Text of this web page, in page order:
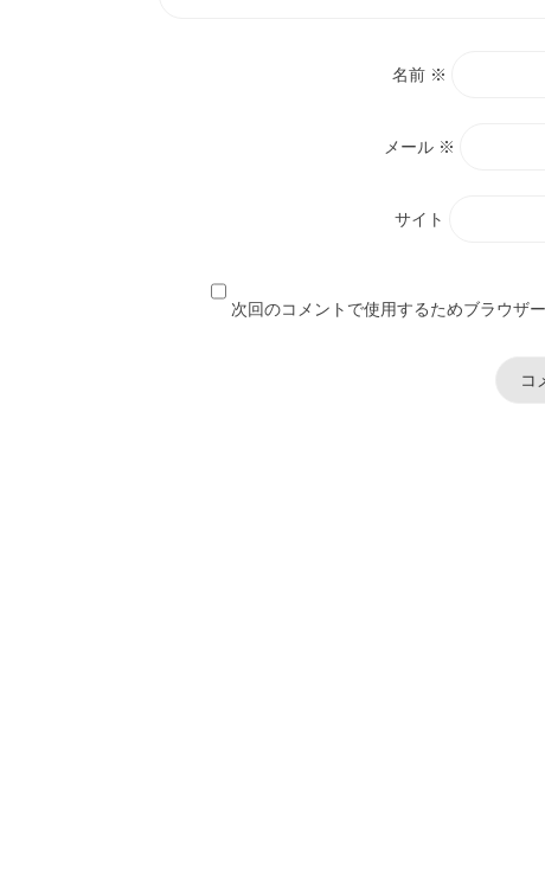
名前 ※
メール ※
サイト
次回のコメントで使用するためブラウザ